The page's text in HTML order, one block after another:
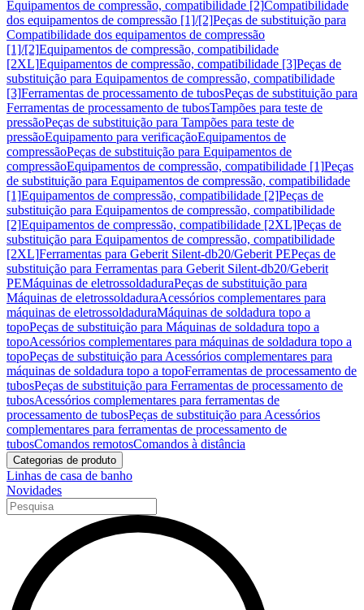
Equipamentos de compressão, compatibilidade [2]Compatibilidade
dos equipamentos de compressão [1]/[2]Peças de substituição para
Compatibilidade dos equipamentos de compressão
[1]/[2]Equipamentos de compressão, compatibilidade
[2XL]Equipamentos de compressão, compatibilidade [3]Peças de
substituição para Equipamentos de compressão, compatibilidade
[3]Ferramentas de processamento de tubosPeças de substituição para
Ferramentas de processamento de tubosTampões para teste de
pressãoPeças de substituição para Tampões para teste de
pressãoEquipamento para verificaçãoEquipamentos de
compressãoPeças de substituição para Equipamentos de
compressãoEquipamentos de compressão, compatibilidade [1]Peças
de substituição para Equipamentos de compressão, compatibilidade
[1]Equipamentos de compressão, compatibilidade [2]Peças de
substituição para Equipamentos de compressão, compatibilidade
[2]Equipamentos de compressão, compatibilidade [2XL]Peças de
substituição para Equipamentos de compressão, compatibilidade
[2XL]Ferramentas para Geberit Silent-db20/Geberit PEPeças de
substituição para Ferramentas para Geberit Silent-db20/Geberit
PEMáquinas de eletrossoldaduraPeças de substituição para
Máquinas de eletrossoldaduraAcessórios complementares para
máquinas de eletrossoldaduraMáquinas de soldadura topo a
topoPeças de substituição para Máquinas de soldadura topo a
topoAcessórios complementares para máquinas de soldadura topo a
topoPeças de substituição para Acessórios complementares para
máquinas de soldadura topo a topoFerramentas de processamento de
tubosPeças de substituição para Ferramentas de processamento de
tubosAcessórios complementares para ferramentas de
processamento de tubosPeças de substituição para Acessórios
complementares para ferramentas de processamento de
tubosComandos remotosComandos à distância
Categorias de produto
Linhas de casa de banho
Novidades